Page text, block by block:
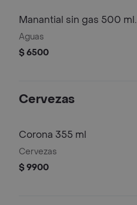
Manantial sin gas 500 ml.
Aguas
$ 6500
Cervezas
Corona 355 ml
Cervezas
$ 9900